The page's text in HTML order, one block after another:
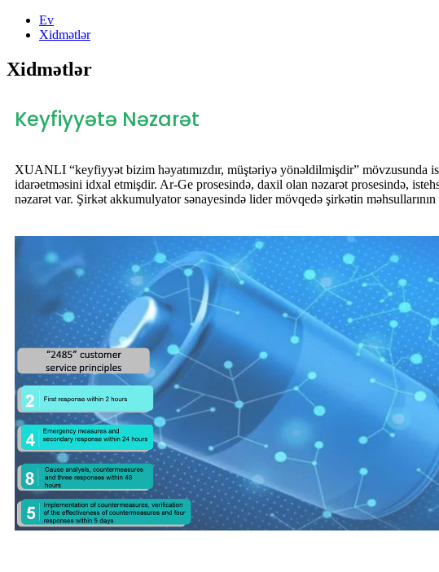
Ev
Xidmətlər
Xidmətlər
Keyfiyyətə Nəzarət
XUANLI “keyfiyyət bizim həyatımızdır, müştəriyə yönəldilmişdir” mövzusunda
idarəetməsini idxal etmişdir. Ar-Ge prosesində, daxil olan nəzarət prosesində,
nəzarət var. Şirkət akkumulyator sənayesində lider mövqedə şirkətin